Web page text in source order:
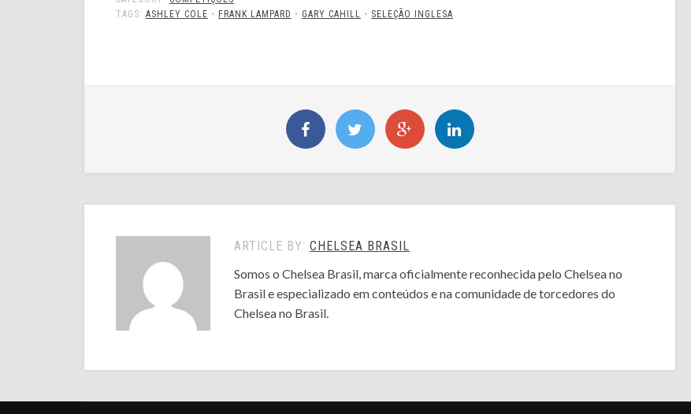
TAGS: ASHLEY COLE • FRANK LAMPARD • GARY CAHILL • SELEÇÃO INGLESA
ARTICLE BY: CHELSEA BRASIL
Somos o Chelsea Brasil, marca oficialmente reconhecida pelo Chelsea no
Brasil e especializado em conteúdos e na comunidade de torcedores do
Chelsea no Brasil.